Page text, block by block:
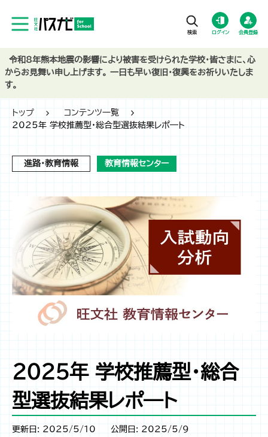
ログイン 会員登録
トップ
コンテンツ一覧
2025年 学校推薦型・総合型選抜結果レポ―ト
進路・教育情報 教育情報センター
2025年 学校推薦型・総合
型選抜結果レポ―ト
更新日: 2025/5/10 公開日: 2025/5/9
令和8年熊本地震の影響により被害を受けられた学校・皆さまに、心
からお見舞い申し上げます。 一日も早い復旧・復興をお祈りいたしま
す。